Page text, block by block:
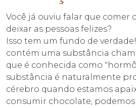
Você já ouviu falar que comer
deixar as pessoas felizes?
Isso tem um fundo de
contém uma substância
que é conhecida como
substância é naturalmente
cérebro quando estamos
consumir chocolate,